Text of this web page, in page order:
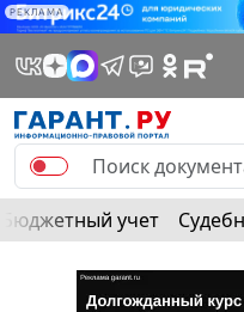
РЕКЛАМА
Бюджетный учет